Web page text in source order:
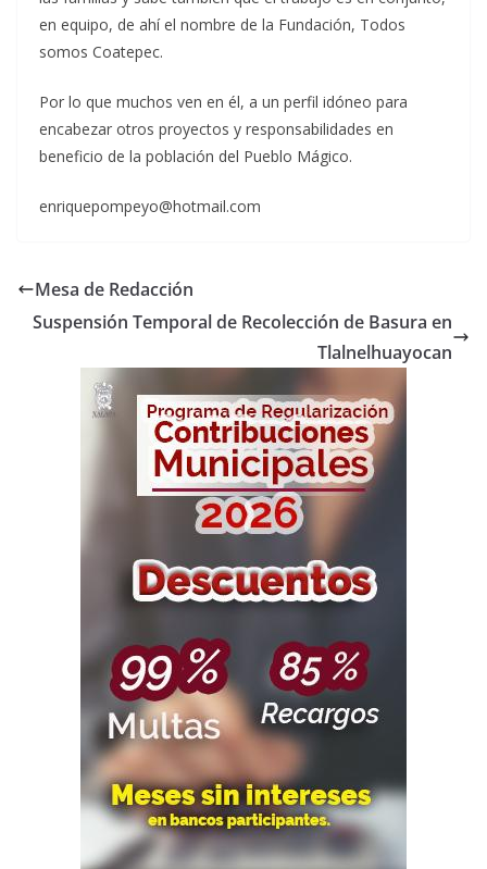
en equipo, de ahí el nombre de la Fundación, Todos
somos Coatepec.
Por lo que muchos ven en él, a un perfil idóneo para
encabezar otros proyectos y responsabilidades en
beneficio de la población del Pueblo Mágico.
enriquepompeyo@hotmail.com
Mesa de Redacción
Suspensión Temporal de Recolección de Basura en
Tlalnelhuayocan